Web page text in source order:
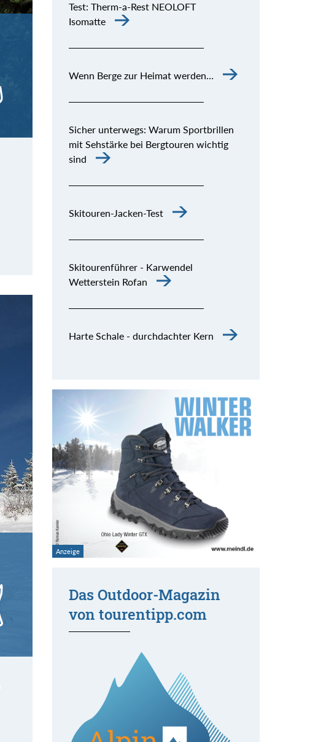
Test: Therm-a-Rest NEOLOFT
Isomatte
Wenn Berge zur Heimat werden…
Sicher unterwegs: Warum Sportbrillen
mit Sehstärke bei Bergtouren wichtig
sind
Skitouren-Jacken-Test
Skitourenführer - Karwendel
Wetterstein Rofan
Harte Schale - durchdachter Kern
Das Outdoor-Magazin
von tourentipp.com